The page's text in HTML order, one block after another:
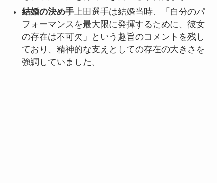
結婚の決め手上田選手は結婚当時、「自分のパ
フォーマンスを最大限に発揮するために、彼女
の存在は不可欠」という趣旨のコメントを残し
ており、精神的な支えとしての存在の大きさを
強調していました。